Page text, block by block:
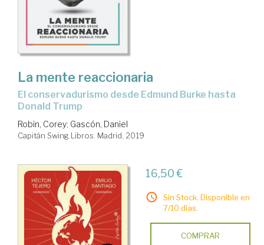
La mente reaccionaria
el conservadurismo desde Edmund Burke hasta
Donald Trump
Robin, Corey; Gascón, Daniel
Capitán Swing Libros. Madrid, 2019
16,50 €
Sin Stock. Disponible en
7/10 días.
COMPRAR